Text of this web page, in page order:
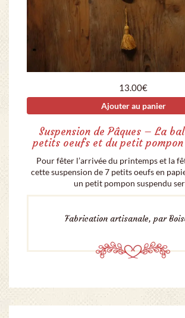
13.00€
Ajouter au panier
Suspension de Pâques – La
petits oeufs et du petit pompon
Pour fêter l’arrivée du printemps et la
cette suspension de 7 petits oeufs en
un petit pompon suspendu
Fabrication artisanale, par